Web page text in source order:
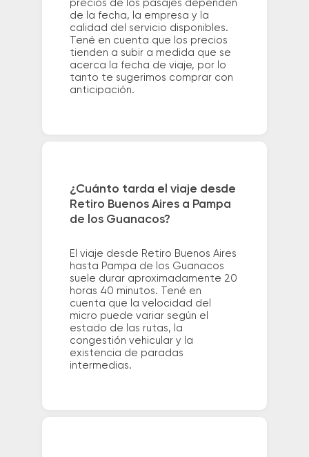
precios de los pasajes dependen
de la fecha, la empresa y la
calidad del servicio disponibles.
Tené en cuenta que los precios
tienden a subir a medida que se
acerca la fecha de viaje, por lo
tanto te sugerimos comprar con
anticipación.
¿Cuánto tarda el viaje desde
Retiro Buenos Aires a Pampa
de los Guanacos?
El viaje desde Retiro Buenos Aires
hasta Pampa de los Guanacos
suele durar aproximadamente 20
horas 40 minutos. Tené en
cuenta que la velocidad del
micro puede variar según el
estado de las rutas, la
congestión vehicular y la
existencia de paradas
intermedias.